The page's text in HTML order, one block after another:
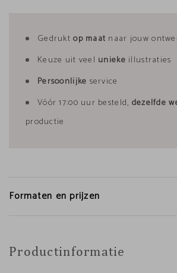
Gedruktop maat naar jouw
Keuze uit veel unieke illustraties
Persoonlijke service
Vóór 17:00 uur besteld, dezelfde
productie
Formaten en prijzen
Productinformatie